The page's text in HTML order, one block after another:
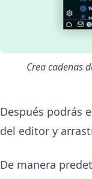
Crea cadenas
Después podrás
del editor y
De manera